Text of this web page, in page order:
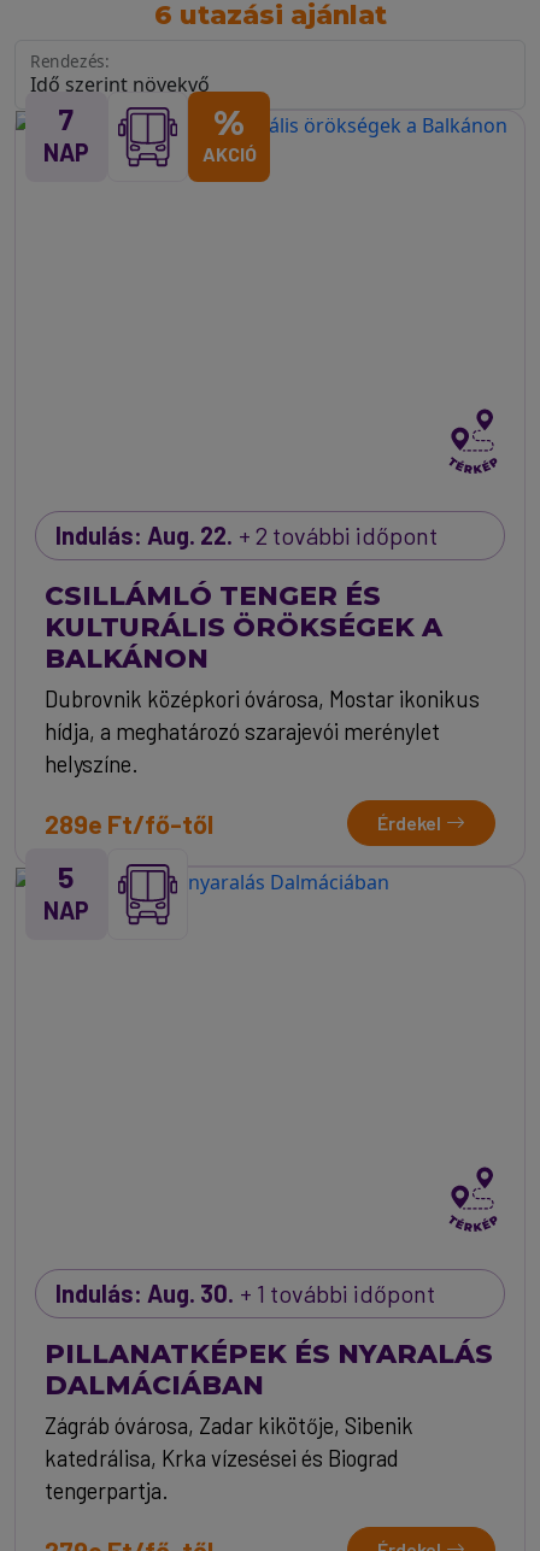
6 utazási ajánlat
Rendezés:
7
NAP
%
AKCIÓ
Indulás: Aug. 22. + 2 további időpont
CSILLÁMLÓ TENGER ÉS
KULTURÁLIS ÖRÖKSÉGEK A
BALKÁNON
Dubrovnik középkori óvárosa, Mostar ikonikus
hídja, a meghatározó szarajevói merénylet
helyszíne.
289e Ft/fő-től Érdekel
5
NAP
Indulás: Aug. 30. + 1 további időpont
PILLANATKÉPEK ÉS NYARALÁS
DALMÁCIÁBAN
Zágráb óvárosa, Zadar kikötője, Sibenik
katedrálisa, Krka vízesései és Biograd
tengerpartja.